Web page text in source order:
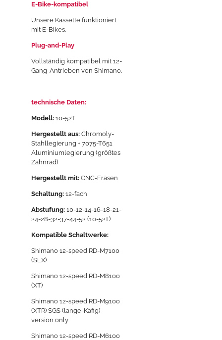
E-Bike-kompatibel
Unsere Kassette funktioniert
mit E-Bikes.
Plug-and-Play
Vollständig kompatibel mit 12-
Gang-Antrieben von Shimano.
technische Daten:
Modell: 10-52T
Hergestellt aus: Chromoly-
Stahllegierung + 7075-T651
Aluminiumlegierung (größtes
Zahnrad)
Hergestellt mit: CNC-Fräsen
Schaltung: 12-fach
Abstufung: 10-12-14-16-18-21-
24-28-32-37-44-52 (10-52T)
Kompatible Schaltwerke:
Shimano 12-speed RD-M7100
(SLX)
Shimano 12-speed RD-M8100
(XT)
Shimano 12-speed RD-M9100
(XTR) SGS (lange-Käfig)
version only
Shimano 12-speed RD-M6100